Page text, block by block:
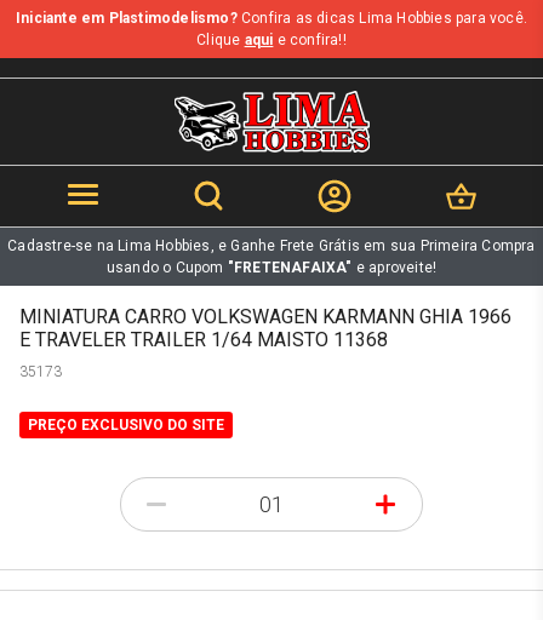
b
Iniciante em Plastimodelismo?Confira as dicas Lima Hobbies para você.
Clique aqui e confira!!
Cadastre-se na Lima Hobbies, e Ganhe Frete Grátis em sua Primeira Compra
usando o Cupom "FRETENAFAIXA" e aproveite!
MINIATURA CARRO VOLKSWAGEN KARMANN GHIA 1966
E TRAVELER TRAILER 1/64 MAISTO 11368
35173
PREÇO EXCLUSIVO DO SITE
- +